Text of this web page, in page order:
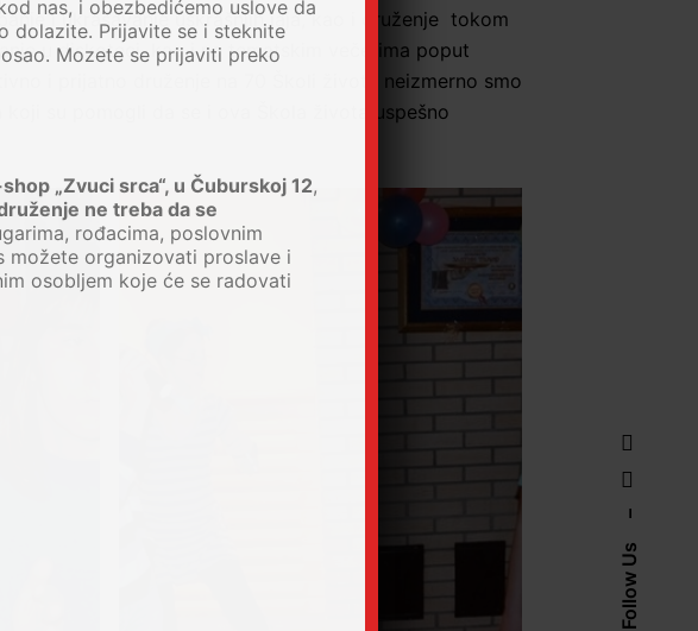
Follow Us
i ukrašavanje uskrašnjih jaja, kao i druženje tokom
u diskoteci, kao i na tematskim večerima poput
i prijatno druženje na 70 Školi života neizmerno smo
su pomogli da se i ova Škola života uspešno
nas, i obezbedićemo uslove da
dolazite. Prijavite se i steknite
Mozete se prijaviti preko
„Zvuci srca“, u Čuburskoj 12,
ne treba da se
rođacima, poslovnim
možete organizovati proslave i
osobljem koje će se radovati